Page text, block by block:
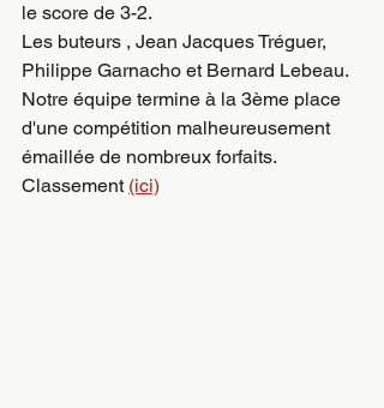
le score de 3-2.
Les buteurs , Jean Jacques Tréguer,
Philippe Garnacho et Bernard Lebeau.
Notre équipe termine à la 3ème place
d'une compétition malheureusement
émaillée de nombreux forfaits.
Classement (ici)